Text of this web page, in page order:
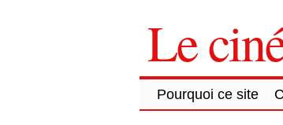
Le
Pourquoi ce site